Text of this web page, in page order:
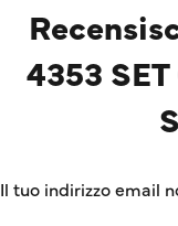
4353
Il tuo indirizzo email